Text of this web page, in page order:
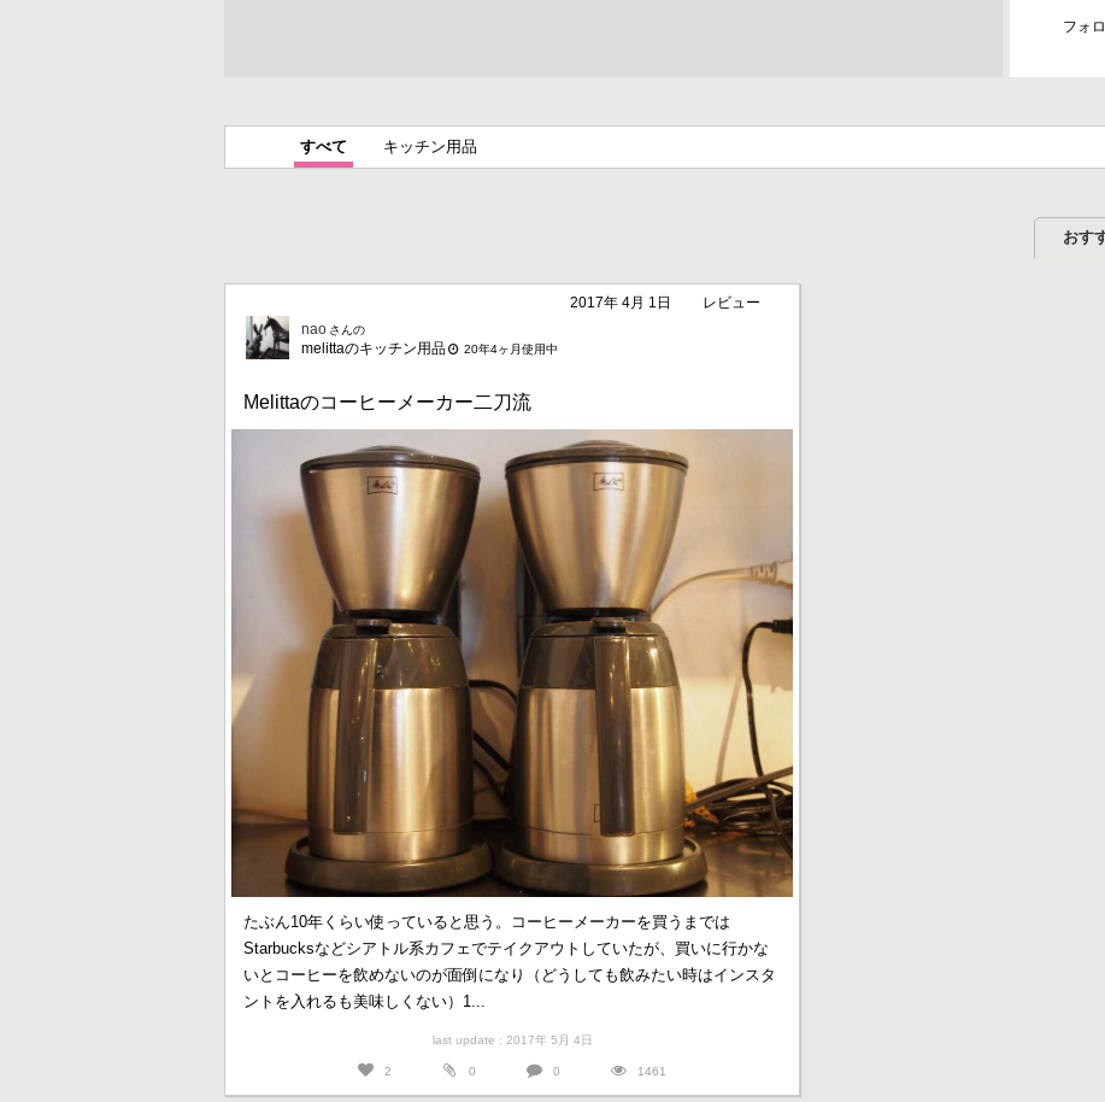
フォ
すべて キッチン用品
おす
2017年 4月 1日
レビュー
nao さんの
melittaのキッチン用品 20年4ヶ月使用中
Melittaのコーヒーメーカー二刀流
たぶん10年くらい使っていると思う。コーヒーメーカーを買うまでは
Starbucksなどシアトル系カフェでテイクアウトしていたが、買いに行かな
いとコーヒーを飲めないのが面倒になり（どうしても飲みたい時はインスタ
ントを入れるも美味しくない）1...
last update : 2017年 5月 4日
2 0 0 1461